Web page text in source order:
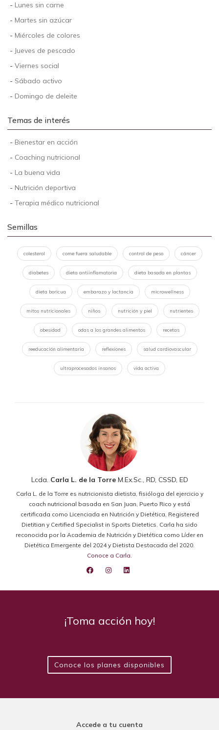
- Lunes sin carne
- Martes sin azúcar
- Miércoles de colores
- Jueves de pescado
- Viernes social
- Sábado activo
- Domingo de deleite
Temas de interés
- Bienestar en acción
- Coaching nutricional
- La buena vida
- Nutrición deportiva
- Terapia médico nutricional
Semillas
colesterol come fuera saludable control de peso cáncer
diabetes dieta antiinflamatoria dieta basada en plantas
dieta boricua embarazo y lactancia microwellness
mitos nutricionales niños nutrición y piel nutrientes
obesidad odas a los grandes alimentos recetas
reeducación alimentaria reflexiones salud cardiovascular
ultraprocesados insanos vida activa
Lcda. Carla L. de la TorreM.Ex.Sc., RD, CSSD, ED
Carla L. de la Torre es nutricionista dietista, fisióloga del ejercicio y
coach nutricional basada en San Juan, Puerto Rico y está
certificada como Licenciada en Nutrición y Dietética, Registered
Dietitian y Certified Specialist in Sports Dietetics. Carla ha sido
reconocida por la Academia de Nutrición y Dietética como Líder en
Dietética Emergente del 2024 y Dietista Destacada del 2020.
Conoce a Carla.
¡Toma acción hoy!
Conoce los planes disponibles
Accede a tu cuenta